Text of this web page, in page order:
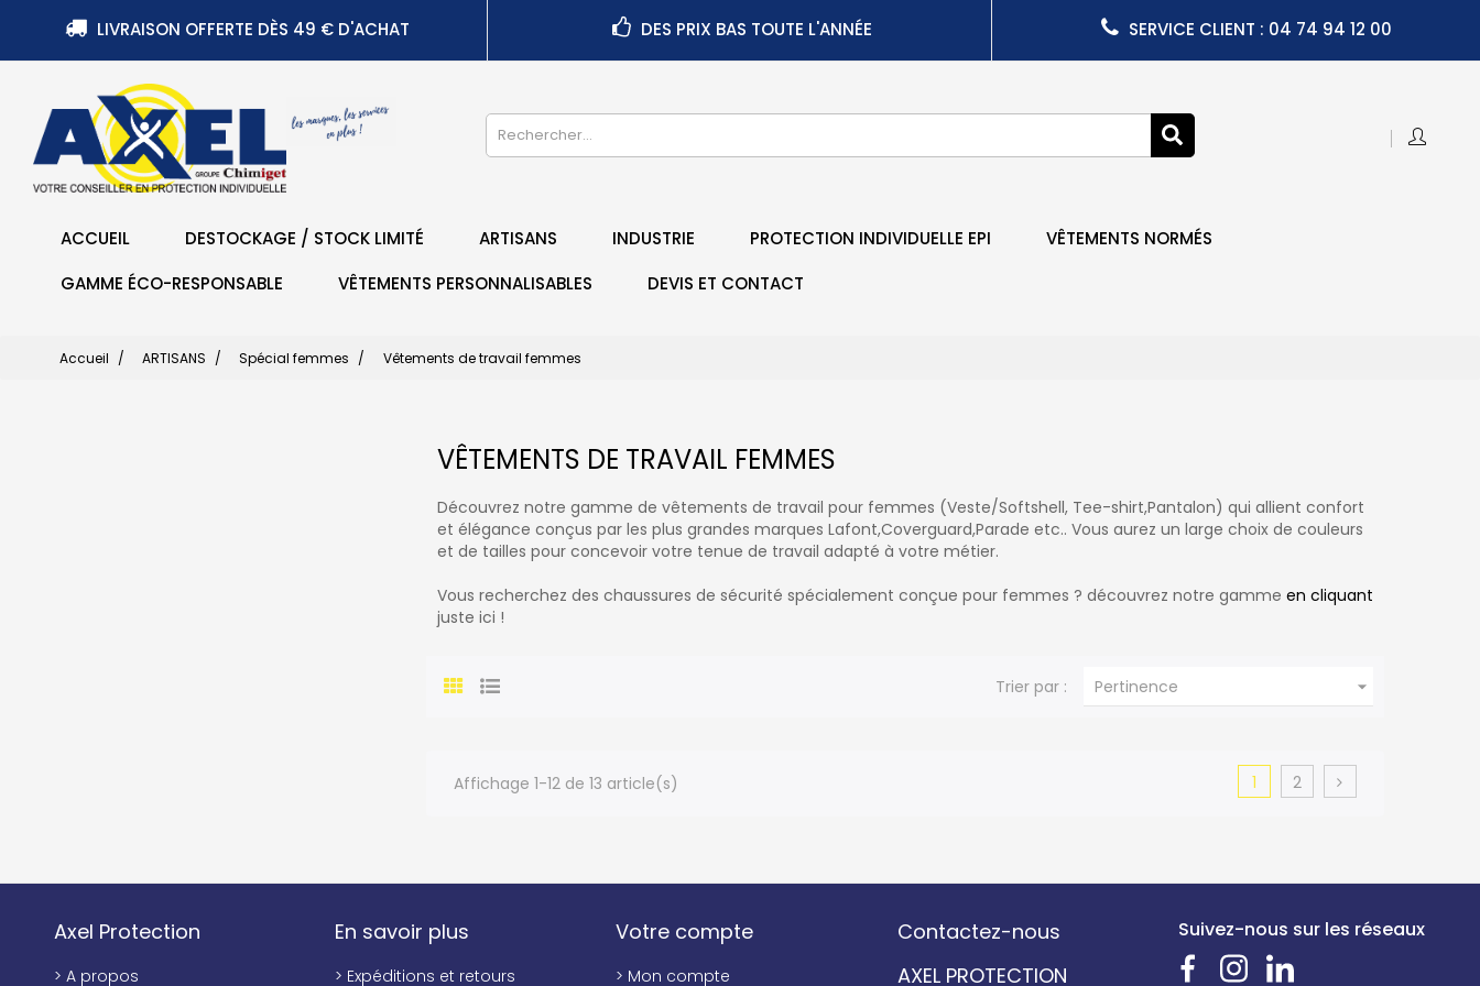
LIVRAISON OFFERTE DÈS 49 € D'ACHAT DES PRIX BAS TOUTE L'ANNÉE SERVICE CLIENT : 04 74 94 12 00
ACCUEIL DESTOCKAGE / STOCK LIMITÉ ARTISANS INDUSTRIE PROTECTION INDIVIDUELLE EPI
VÊTEMENTS NORMÉS
GAMME ÉCO-RESPONSABLE
VÊTEMENTS PERSONNALISABLES DEVIS ET CONTACT
Accueil ARTISANS Spécial femmes Vêtements de travail femmes
VÊTEMENTS DE TRAVAIL FEMMES
Découvrez notre gamme de vêtements de travail pour femmes (Veste/Softshell, Tee-shirt,Pantalon) qui allient confort
et élégance conçus par les plus grandes marques Lafont,Coverguard,Parade etc.. Vous aurez un large choix de couleurs
et de tailles pour concevoir votre tenue de travail adapté à votre métier.
Vous recherchez des chaussures de sécurité spécialement conçue pour femmes ? découvrez notre gamme en cliquant
juste ici !
Trier par : Pertinence 
Affichage 1-12 de 13 article(s) 1 2
Axel Protection
> A propos
En savoir plus
> Expéditions et retours
Votre compte
> Mon compte
Contactez-nous
AXEL PROTECTION
Suivez-nous sur les réseaux